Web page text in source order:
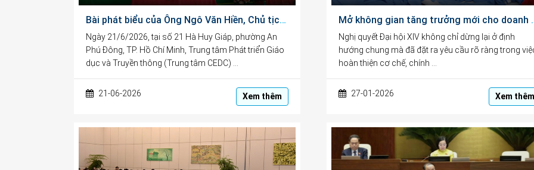
Bài phát biểu của Ông Ngô Văn Hiền, Chủ tịch HĐQL, Chủ tịch HĐKH&GD tại Lễ Kỷ niệm 101 năm Ngày Báo chí Cách mạng Việt Nam
Ngày 21/6/2026, tại số 21 Hà Huy Giáp, phường An
Phú Đông, TP. Hồ Chí Minh, Trung tâm Phát triển Giáo
dục và Truyền thông (Trung tâm CEDC) …
21-06-2026 Xem thêm
Mở không gian
Nghị quyết Đại hội XIV không chỉ dừng lại ở định
hướng chung mà đã đặt ra yêu cầu rõ ràng trong
hoàn thiện cơ chế, chính …
27-01-2026 Xem thêm